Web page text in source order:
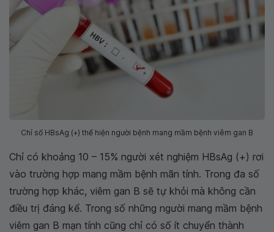
Chỉ số HBsAg (+) thể hiện người bệnh mang mầm bệnh viêm gan B
Chỉ có khoảng 10 – 15% người xét nghiệm HBsAg (+) rơi
vào trường hợp mang mầm bệnh mãn tính. Trong đa số
trường hợp khác, viêm gan B sẽ tự khỏi mà không cần
điều trị đáng kể. Trong số những người mang mầm bệnh
viêm gan B mạn tính cũng chỉ có số ít chuyển thành